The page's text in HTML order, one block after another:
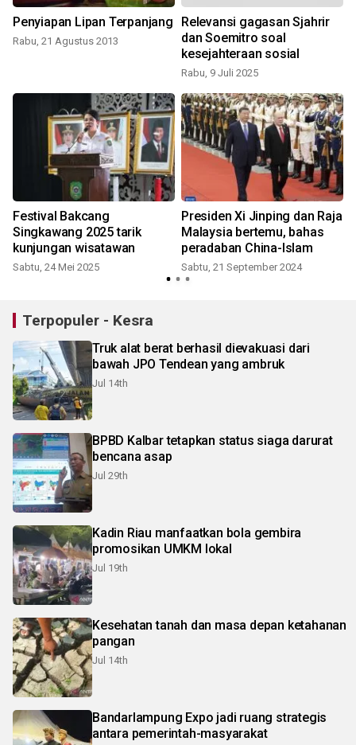
Penyiapan Lipan Terpanjang
Rabu, 21 Agustus 2013
Relevansi gagasan Sjahrir
dan Soemitro soal
kesejahteraan sosial
Rabu, 9 Juli 2025
Festival Bakcang
Singkawang 2025 tarik
kunjungan wisatawan
Sabtu, 24 Mei 2025
Presiden Xi Jinping dan Raja
Malaysia bertemu, bahas
peradaban China-Islam
Sabtu, 21 September 2024
Terpopuler - Kesra
Truk alat berat berhasil dievakuasi dari
bawah JPO Tendean yang ambruk
Jul 14th
BPBD Kalbar tetapkan status siaga darurat
bencana asap
Jul 29th
Kadin Riau manfaatkan bola gembira
promosikan UMKM lokal
Jul 19th
Kesehatan tanah dan masa depan ketahanan
pangan
Jul 14th
Bandarlampung Expo jadi ruang strategis
antara pemerintah-masyarakat